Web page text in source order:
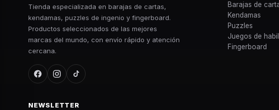
Tienda especializada en barajas de cartas,
kendamas, puzzles de ingenio y fingerboard.
Productos seleccionados de las mejores
marcas del mundo, con envío rápido y atención
cercana.
Barajas de
Kendamas
Puzzles
Juegos de
Fingerboard
NEWSLETTER